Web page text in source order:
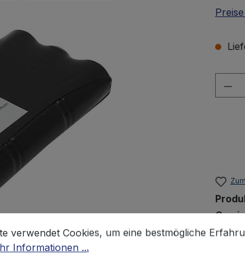
Cookies, um eine bestmögliche
verwendet Cookies, um eine bestmögliche
Informationen ...